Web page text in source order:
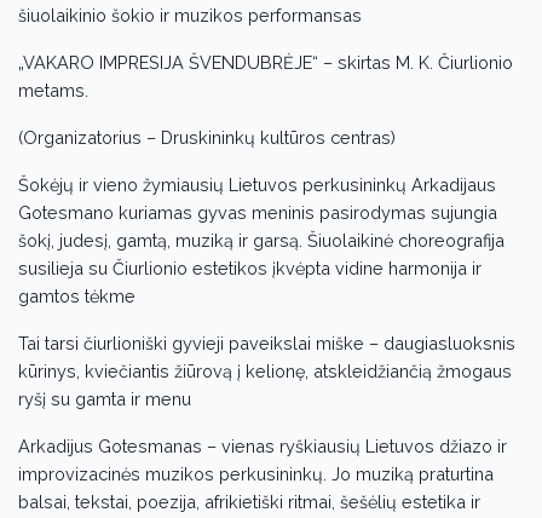
šiuolaikinio šokio ir muzikos performansas
„VAKARO IMPRESIJA ŠVENDUBRĖJE“ – skirtas M. K. Čiurlionio
metams.
(Organizatorius – Druskininkų kultūros centras)
Šokėjų ir vieno žymiausių Lietuvos perkusininkų Arkadijaus
Gotesmano kuriamas gyvas meninis pasirodymas sujungia
šokį, judesį, gamtą, muziką ir garsą. Šiuolaikinė choreografija
susilieja su Čiurlionio estetikos įkvėpta vidine harmonija ir
gamtos tėkme
Tai tarsi čiurlioniški gyvieji paveikslai miške – daugiasluoksnis
kūrinys, kviečiantis žiūrovą į kelionę, atskleidžiančią žmogaus
ryšį su gamta ir menu
Arkadijus Gotesmanas – vienas ryškiausių Lietuvos džiazo ir
improvizacinės muzikos perkusininkų. Jo muziką praturtina
balsai, tekstai, poezija, afrikietiški ritmai, šešėlių estetika ir